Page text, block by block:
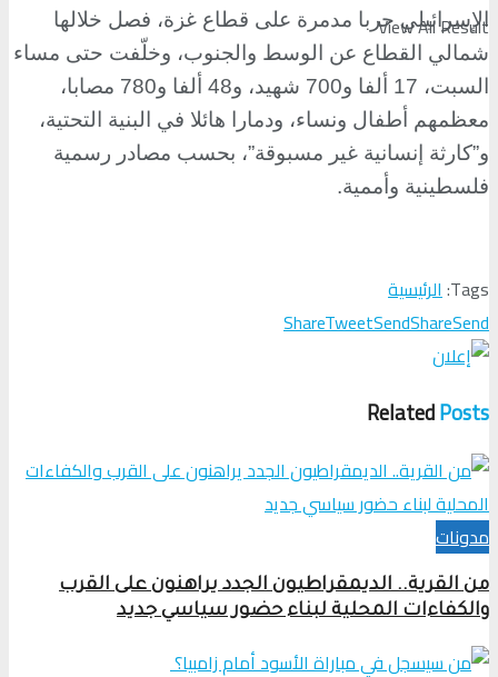
View All Result
الإسرائيلي حربا مدمرة على قطاع غزة، فصل خلالها
شمالي القطاع عن الوسط والجنوب، وخلّفت حتى مساء
السبت، 17 ألفا و700 شهيد، و48 ألفا و780 مصابا،
معظمهم أطفال ونساء، ودمارا هائلا في البنية التحتية،
و”كارثة إنسانية غير مسبوقة”، بحسب مصادر رسمية
فلسطينية وأممية.
Tags: الرئيسية
ShareTweetSendShareSend
RelatedPosts
مدونات
من القرية.. الديمقراطيون الجدد يراهنون على القرب
والكفاءات المحلية لبناء حضور سياسي جديد